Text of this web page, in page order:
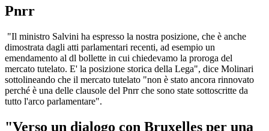
Pnrr
"Il ministro Salvini ha espresso la nostra posizione, che è anche
dimostrata dagli atti parlamentari recenti, ad esempio un
emendamento al dl bollette in cui chiedevamo la proroga del
mercato tutelato. E' la posizione storica della Lega", dice Molinari
sottolineando che il mercato tutelato "non è stato ancora rinnovato
perché è una delle clausole del Pnrr che sono state sottoscritte da
tutto l'arco parlamentare".
"Verso un dialogo con Bruxelles per una